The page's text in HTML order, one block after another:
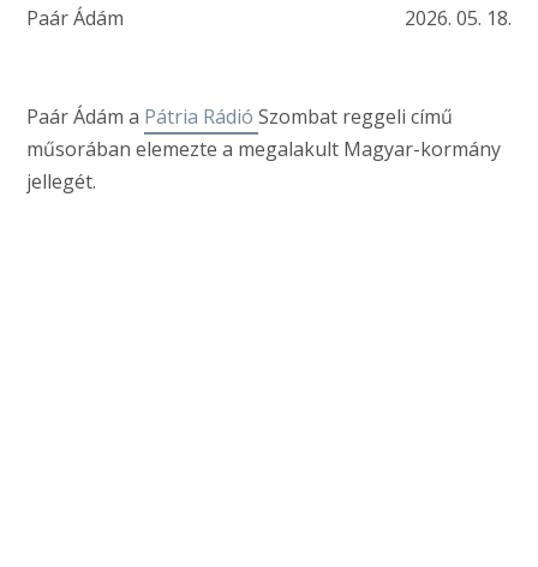
Paár Ádám 2026. 05. 18.
Paár Ádám a Pátria Rádió Szombat reggeli című
műsorában elemezte a megalakult Magyar-kormány
jellegét.